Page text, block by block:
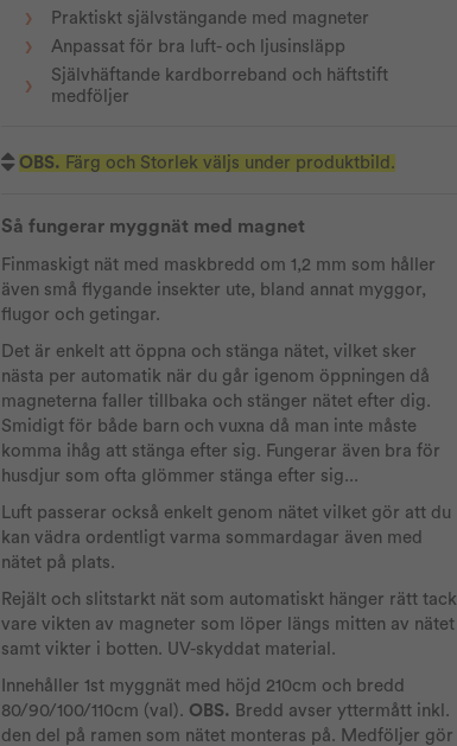
Praktiskt självstängande med magneter
Anpassat för bra luft- och ljusinsläpp
Självhäftande kardborreband och häftstift
medföljer
OBS. Färg och Storlek väljs under produktbild.
Så fungerar myggnät med magnet
Finmaskigt nät med maskbredd om 1,2 mm som håller
även små flygande insekter ute, bland annat myggor,
flugor och getingar.
Det är enkelt att öppna och stänga nätet, vilket sker
nästa per automatik när du går igenom öppningen då
magneterna faller tillbaka och stänger nätet efter dig.
Smidigt för både barn och vuxna då man inte måste
komma ihåg att stänga efter sig. Fungerar även bra för
husdjur som ofta glömmer stänga efter sig...
Luft passerar också enkelt genom nätet vilket gör att du
kan vädra ordentligt varma sommardagar även med
nätet på plats.
Rejält och slitstarkt nät som automatiskt hänger rätt tack
vare vikten av magneter som löper längs mitten av nätet
samt vikter i botten. UV-skyddat material.
Innehåller 1st myggnät med höjd 210cm och bredd
80/90/100/110cm (val). ​ OBS. Bredd avser yttermått inkl.
den del på ramen som nätet monteras på. Medföljer gör